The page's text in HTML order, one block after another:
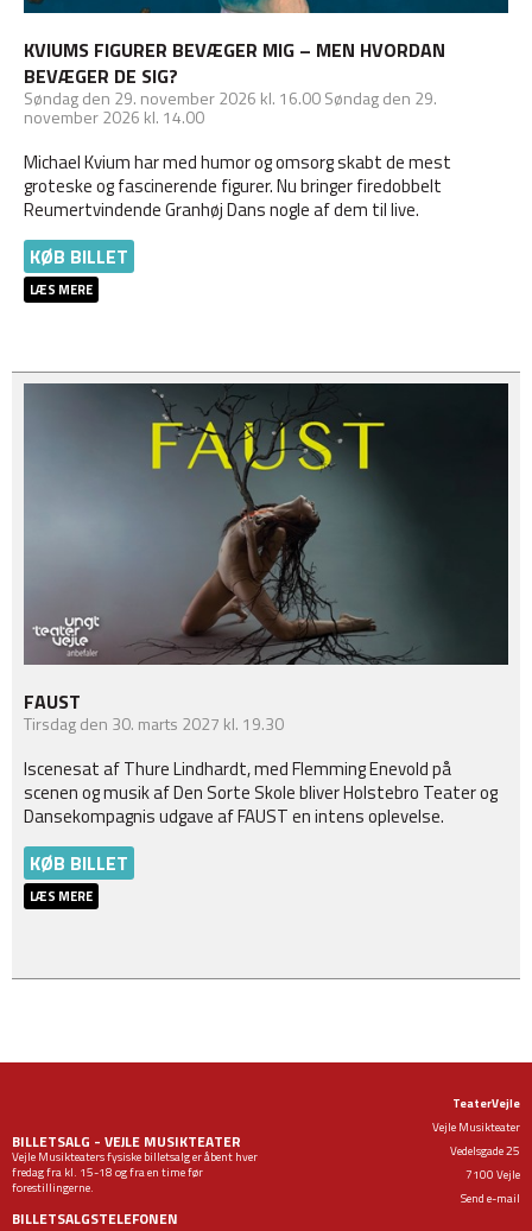
KVIUMS FIGURER BEVÆGER MIG – MEN HVORDAN
BEVÆGER DE SIG?
Søndagden 29. november 2026 kl. 16.00Søndagden 29.
november 2026 kl. 14.00
Michael Kvium har med humor og omsorg skabt de mest
groteske og fascinerende figurer. Nu bringer firedobbelt
Reumertvindende Granhøj Dans nogle af dem til live.
KØB BILLET
LÆS MERE
FAUST
Tirsdagden 30. marts 2027 kl. 19.30
Iscenesat af Thure Lindhardt, med Flemming Enevold på
scenen og musik af Den Sorte Skole bliver Holstebro Teater og
Dansekompagnis udgave af FAUST en intens oplevelse.
KØB BILLET
LÆS MERE
BILLETSALG - VEJLE MUSIKTEATER
Vejle Musikteaters fysiske billetsalg er åbent hver
fredag fra kl. 15-18 og fra en time før
forestillingerne.
BILLETSALGSTELEFONEN
TeaterVejle
Vejle Musikteater
Vedelsgade 25
7100 Vejle
Send e-mail